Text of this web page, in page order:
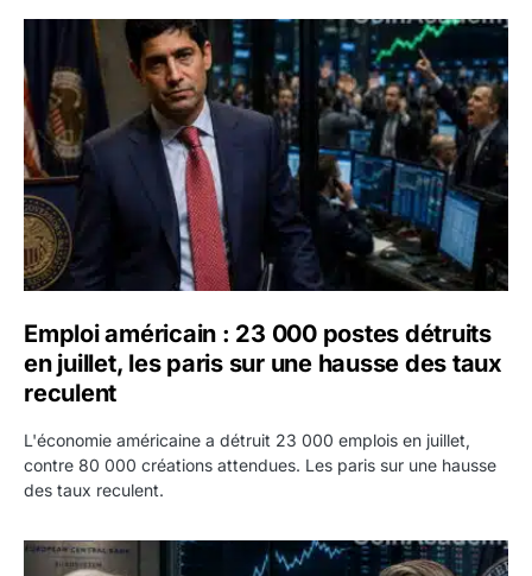
Emploi américain : 23 000 postes détruits en juillet, les
Emploi américain : 23 000 postes détruits
en juillet, les paris sur une hausse des taux
reculent
L'économie américaine a détruit 23 000 emplois en juillet,
contre 80 000 créations attendues. Les paris sur une hausse
des taux reculent.
Yen : Washington a vendu des euros sans prévenir la